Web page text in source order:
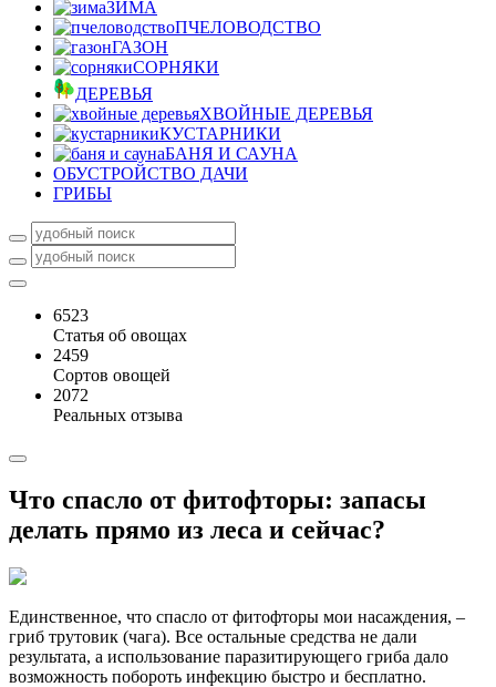
ЗИМА
ПЧЕЛОВОДСТВО
ГАЗОН
СОРНЯКИ
ДЕРЕВЬЯ
ХВОЙНЫЕ ДЕРЕВЬЯ
КУСТАРНИКИ
БАНЯ И САУНА
ОБУСТРОЙСТВО ДАЧИ
ГРИБЫ
6523
Статья об овощах
2459
Сортов овощей
2072
Реальных отзыва
Что спасло от фитофторы: запасы
делать прямо из леса и сейчас?
Единственное, что спасло от фитофторы мои насаждения, –
гриб трутовик (чага). Все остальные средства не дали
результата, а использование паразитирующего гриба дало
возможность побороть инфекцию быстро и бесплатно.